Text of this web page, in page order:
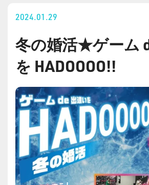
2024.01.29
冬の婚活★ゲーム
を HADOOOO!!